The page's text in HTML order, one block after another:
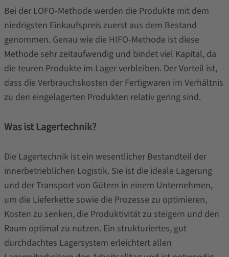
Bei der LOFO-Methode werden die Produkte mit dem
niedrigsten Einkaufspreis zuerst aus dem Bestand
genommen. Genau wie die HIFO-Methode ist diese
Methode sehr zeitaufwendig und bindet viel Kapital, da
die teuren Produkte im Lager verbleiben. Der Vorteil ist,
dass die Verbrauchskosten der Fertigwaren im Verhältnis
zu den eingelagerten Produkten relativ gering sind.
Was ist Lagertechnik?
Die Lagertechnik ist ein wesentlicher Bestandteil der
innerbetrieblichen Logistik. Sie ist die ideale Lagerung
und der Transport von Gütern in einem Unternehmen,
um die Lieferkette sowie die Prozesse zu optimieren,
Kosten zu senken, die Produktivität zu steigern und den
Raum optimal zu nutzen. Ein strukturiertes, gut
durchdachtes Lagersystem erleichtert allen